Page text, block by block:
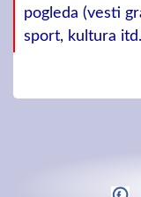
pogleda (vesti
sport, kultura